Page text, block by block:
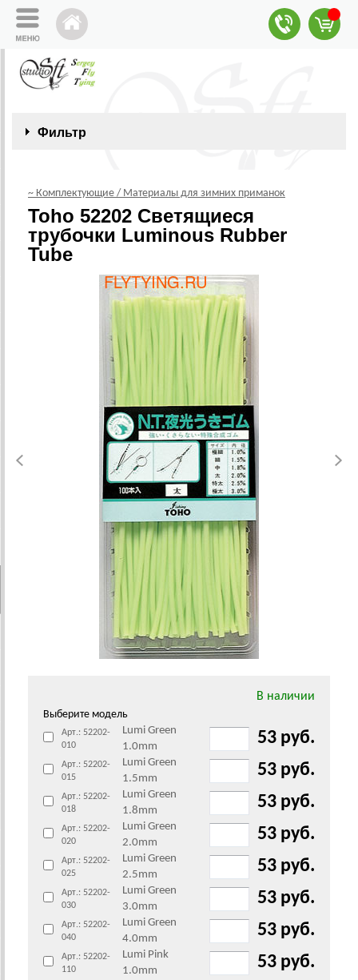
Фильтр
~ Комплектующие / Материалы для зимних приманок
Toho 52202 Светящиеся
трубочки Luminous Rubber
Tube
В наличии
Выберите модель
Арт.: 52202-
010
Lumi Green
1.0mm
53 руб.
Арт.: 52202-
015
Lumi Green
1.5mm
53 руб.
Арт.: 52202-
018
Lumi Green
1.8mm
53 руб.
Арт.: 52202-
020
Lumi Green
2.0mm
53 руб.
Арт.: 52202-
025
Lumi Green
2.5mm
53 руб.
Арт.: 52202-
030
Lumi Green
3.0mm
53 руб.
Арт.: 52202-
040
Lumi Green
4.0mm
53 руб.
Арт.: 52202-
110
Lumi Pink
1.0mm
53 руб.